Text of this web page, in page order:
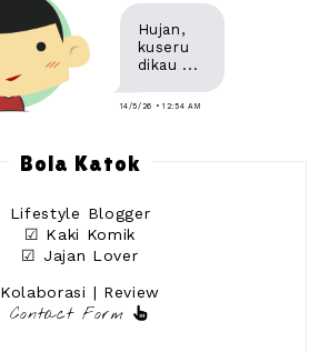
Hujan,
kuseru
dikau ...
14/5/26 • 12:54 AM
Bola Katok
Lifestyle Blogger
☑ Kaki Komik
☑ Jajan Lover
Kolaborasi | Review
Contact Form